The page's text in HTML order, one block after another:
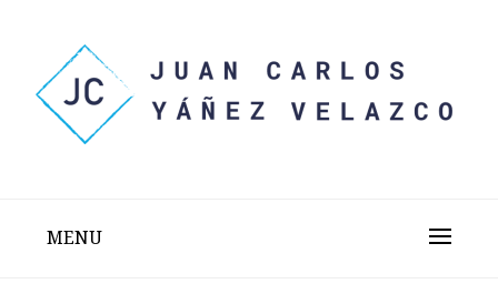
content
MENU